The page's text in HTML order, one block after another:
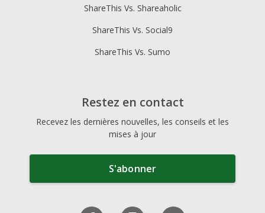
ShareThis Vs. Shareaholic
ShareThis Vs. Social9
ShareThis Vs. Sumo
Restez en contact
Recevez les dernières nouvelles, les conseils et les
mises à jour
S'abonner